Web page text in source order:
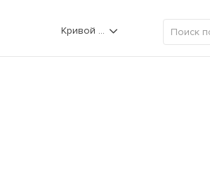
Кривой Рог